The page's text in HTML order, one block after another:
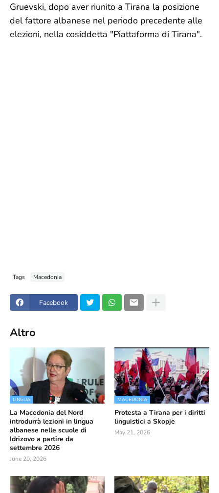
Gruevski, dopo aver riunito a Tirana la posizione
del fattore albanese nel periodo precedente alle
elezioni, nella cosiddetta "Piattaforma di Tirana".
Tags Macedonia
Facebook
Altro
LINGUA
La Macedonia del Nord
introdurrà lezioni in lingua
albanese nelle scuole di
Idrizovo a partire da
settembre 2026
June 20, 2026
MACEDONIA
Protesta a Tirana per i diritti
linguistici a Skopje
May 21, 2026